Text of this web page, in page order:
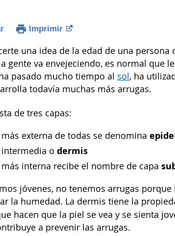
Imprimir
una idea de la edad de una
gente va envejeciendo, es normal que
pasado mucho tiempo al sol, ha
todavía muchas más arrugas.
de tres capas:
externa de todas se denomina
intermedia o dermis
más interna recibe el nombre de capa
jóvenes, no tenemos arrugas
la humedad. La dermis tiene la
hacen que la piel se vea y se sienta
a prevenir las arrugas.